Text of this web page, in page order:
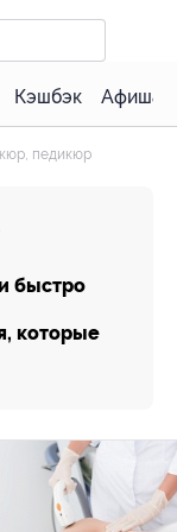
Кэшбэк Афиша
педикюр
быстро
которые